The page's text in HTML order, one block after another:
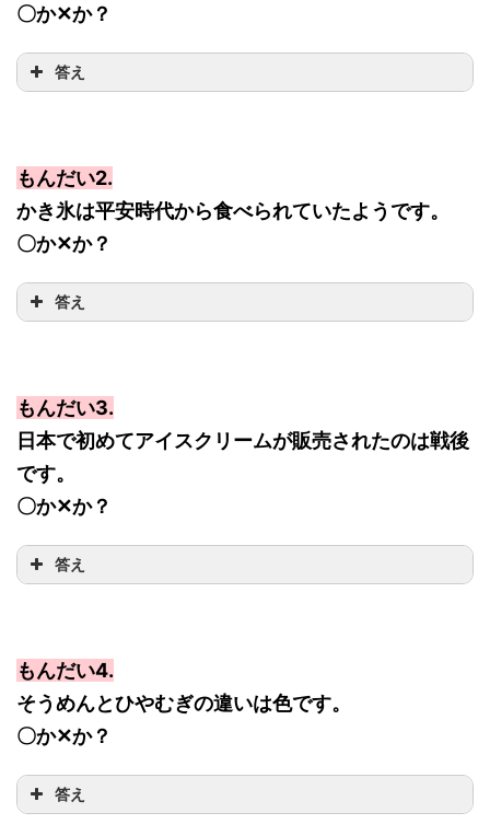
〇か✕か？
答え
もんだい2.
かき氷は平安時代から食べられていたようです。
〇か✕か？
答え
もんだい3.
日本で初めてアイスクリームが販売されたのは戦後
です。
〇か✕か？
答え
もんだい4.
そうめんとひやむぎの違いは色です。
〇か✕か？
答え